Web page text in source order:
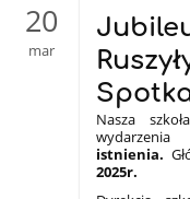
20
mar
Nasza
istnienia.
2025r.